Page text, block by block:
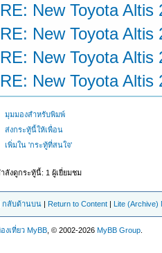
RE: New Toyota Altis
RE: New Toyota Altis
RE: New Toyota Altis
RE: New Toyota Altis
มุมมองสำหรับพิมพ์
ส่งกระทู้นี้ให้เพื่อน
เพิ่มใน 'กระทู้ที่สนใจ'
ลังดูกระทู้นี้: 1 ผู้เยี่ยมชม
กลับด้านบน | Return to Content | Lite (Archive)
งเที่ยว MyBB , © 2002-2026MyBB Group